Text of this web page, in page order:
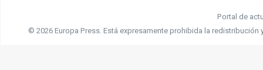
Portal de
© 2026 Europa Press.Está expresamente prohibida la